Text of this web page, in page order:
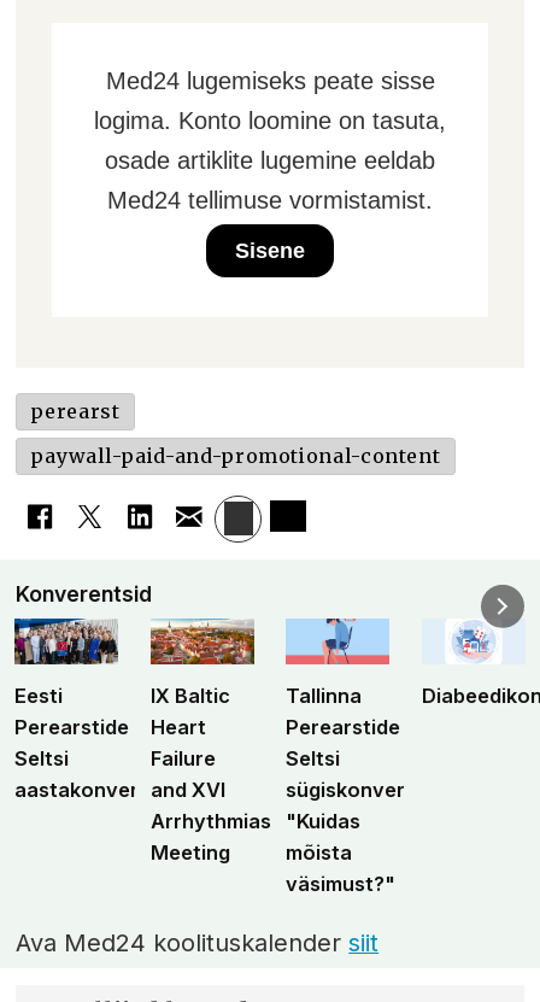
Med24 lugemiseks peate sisse
logima. Konto loomine on tasuta,
osade artiklite lugemine eeldab
Med24 tellimuse vormistamist.
Sisene
perearst
paywall-paid-and-promotional-content
Konverentsid
Eesti
Perearstide
Seltsi
aastakonverents
IX Baltic
Heart
Failure
and XVI
Arrhythmias
Meeting
Tallinna
Perearstide
Seltsi
sügiskonverents
"Kuidas
mõista
väsimust?"
Ava Med24 koolituskalendersiit